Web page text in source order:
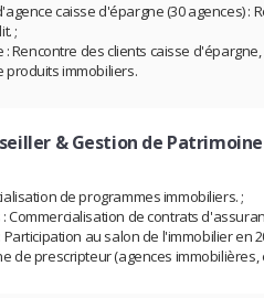
caisse d'épargne (30 agences)
;
: Rencontre des clients caisse
produits immobiliers.
& Gestion de
de programmes immobiliers. ;
Commercialisation de contrats
au salon de l'immobilier en
de prescripteur (agences